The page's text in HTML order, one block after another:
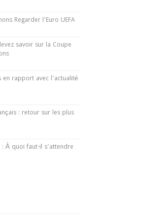
Regarder l’Euro UEFA
savoir sur la Coupe
en rapport avec l’actualité
: retour sur les plus
À quoi faut-il s’attendre